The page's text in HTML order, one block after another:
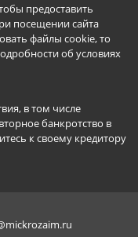
предоставить
посещении сайта
файлы cookie, то
об условиях
в том числе
банкротство в
к своему кредитору